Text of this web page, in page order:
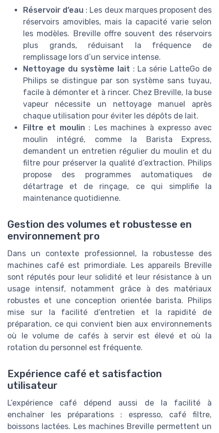
Réservoir d’eau : Les deux marques proposent des
réservoirs amovibles, mais la capacité varie selon
les modèles. Breville offre souvent des réservoirs
plus grands, réduisant la fréquence de
remplissage lors d’un service intense.
Nettoyage du système lait : La série LatteGo de
Philips se distingue par son système sans tuyau,
facile à démonter et à rincer. Chez Breville, la buse
vapeur nécessite un nettoyage manuel après
chaque utilisation pour éviter les dépôts de lait.
Filtre et moulin : Les machines à expresso avec
moulin intégré, comme la Barista Express,
demandent un entretien régulier du moulin et du
filtre pour préserver la qualité d’extraction. Philips
propose des programmes automatiques de
détartrage et de rinçage, ce qui simplifie la
maintenance quotidienne.
Gestion des volumes et robustesse en
environnement pro
Dans un contexte professionnel, la robustesse des
machines café est primordiale. Les appareils Breville
sont réputés pour leur solidité et leur résistance à un
usage intensif, notamment grâce à des matériaux
robustes et une conception orientée barista. Philips
mise sur la facilité d’entretien et la rapidité de
préparation, ce qui convient bien aux environnements
où le volume de cafés à servir est élevé et où la
rotation du personnel est fréquente.
Expérience café et satisfaction
utilisateur
L’expérience café dépend aussi de la facilité à
enchaîner les préparations : espresso, café filtre,
boissons lactées. Les machines Breville permettent un